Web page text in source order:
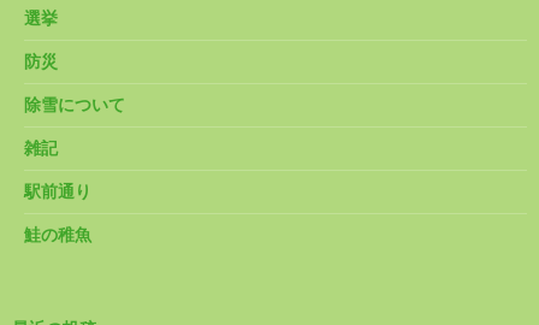
選挙
防災
除雪について
雑記
駅前通り
鮭の稚魚